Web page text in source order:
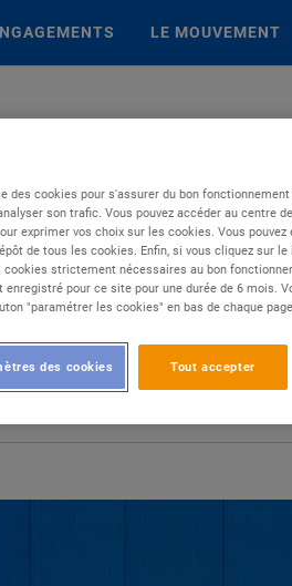
LE MOUVEMENT
des cookies pour s'assurer du bon
son trafic. Vous pouvez accéder au centre
exprimer vos choix sur les cookies. Vous
de tous les cookies. Enfin, si vous cliquez sur
cookies strictement nécessaires au bon
pour ce site pour une durée de 6 mois.
"paramétrer les cookies" en bas de chaque
Tout accepter
des cookies